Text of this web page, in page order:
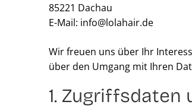
85221 Dachau
E-Mail: info@lolahair.de
Wir freuen uns über Ihr
über den Umgang mit Ihren
1. Zugriffsdaten